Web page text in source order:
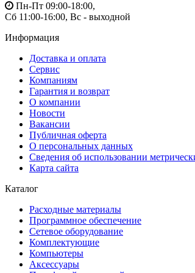
Пн-Пт 09:00-18:00,
Сб 11:00-16:00, Вс - выходной
Информация
Доставка и оплата
Сервис
Компаниям
Гарантия и возврат
О компании
Новости
Вакансии
Публичная оферта
О персональных данных
Сведения об использовании
Карта сайта
Каталог
Расходные материалы
Программное обеспечение
Сетевое оборудование
Комплектующие
Компьютеры
Аксессуары